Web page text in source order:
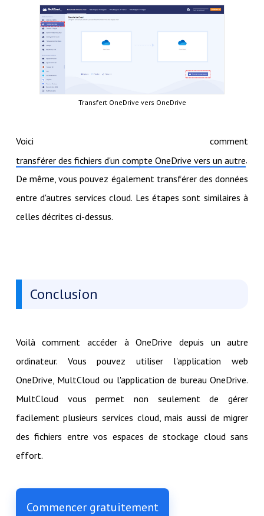
Transfert OneDrive vers OneDrive
Voici comment
transférer des fichiers d'un compte OneDrive vers un autre.
De même, vous pouvez également transférer des données
entre d'autres services cloud. Les étapes sont similaires à
celles décrites ci-dessus.
Conclusion
Voilà comment accéder à OneDrive depuis un autre
ordinateur. Vous pouvez utiliser l'application web
OneDrive, MultCloud ou l'application de bureau OneDrive.
MultCloud vous permet non seulement de gérer
facilement plusieurs services cloud, mais aussi de migrer
des fichiers entre vos espaces de stockage cloud sans
effort.
Commencer gratuitement